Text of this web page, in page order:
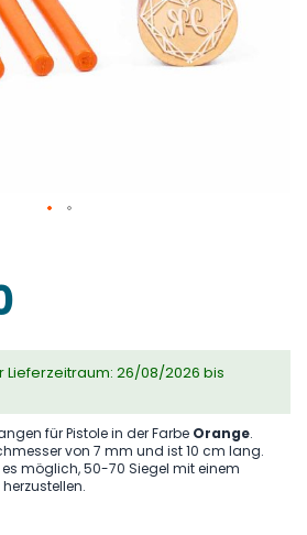
Lieferzeitraum: 26/08/2026 bis
für Pistole in der Farbe Orange.
von 7 mm und ist 10 cm lang.
möglich, 50-70 Siegel mit einem